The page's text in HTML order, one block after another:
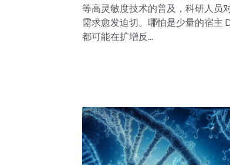
等高灵敏度技术的普及，科研人员
需求愈发迫切。哪怕是少量的宿主
都可能在扩增反...